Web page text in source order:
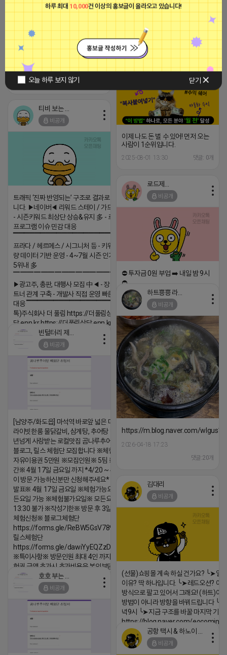
하루 최대 10,000건 이상의 홍보글이 올라오고 있습니다!
오늘 하루 보지 않기 닫기
[아이피몬스터] 전국 최저가 마케팅
용 KT아이피서비스!!
2023-09-06 14:23:39
"
2025-08-05 18:58
눈빛 애교 어피치
이제 나도 돈 벌 수 있어! 먼저 오는
사람이 1순위입니다.
2025-08-01 13:30 댓글: 0개
비공개
트래픽 ‘진짜 반영되는’ 구조로 결과로 보여드립
니다. ▶네이버◀ 리워드 스테이 / 가드 / 자몽 등
- 시즌키워드 최상단 상승&유지 多 - 로직변화,
프로그램 이슈 민감 대응
▔▔▔▔▔▔▔▔▔▔▔▔▔▔▔▔▔▔ ▶쿠팡◀
프라다 / 헤르메스 / 시그니처 등 - 키워드 검색
량 데이터 기반 운영 - 4~7월 시즌 인기 키워드
5위내 多
▔▔▔▔▔▔▔▔▔▔▔▔▔▔▔▔▔▔
▶광고주, 총판, 대행사 모집 中◀ - 장기 협업 파
트너 관계 구축 - 개발사 직접 운영 빠른 피드백
대응 ▔▔▔▔▔▔▔▔▔▔▔▔▔▔▔▔▔▔ (카
톡)주식회사 더 풀림 https://더풀림상
담.enn.kr https://더풀림상담.enn.kr
2026-04-18 17:26
비공개
⛔️ 투자금 0원 부업 ➡️ 내일 밤 9시
⛔️
2026-04-18 17:23
하트뿅뿅 라이언
비공개
https://m.blog.naver.com/
2026-04-18 17:23
댓글:20개
비공개
[남양주/화도읍] 마석역 바로앞 넓은 매장과, 프
라이빗한룸 물닭갈비, 삼계탕, 추어탕 맛집 10
년넘게 사랑받는 로컬맛집 곰나루추어탕에서
블로그, 릴스 체험단 모집합니다 ※체험메뉴※
자유이용권 5만원 ※모집인원※ 5팀 ※모집기
간※ 4월 17일 금요일 까지 *4/20 ~ 4/26 사
이 방문 가능하신분만 신청해주세요* ※체험단
발표※ 4월 17일 금요일 ※체험가능요일※ 모
든요일 가능 ※체험불가요일※ 모든요일 12 ~
13:30 불가 ※작성기한※ 방문 후 3일 이내 ※
체험신청※ 블로그체험단
https://forms.gle/ReBW5GsV789ur2Pz6
릴스체험단
https://forms.gle/dawiYyEQZzDdqf8W8
※특이사항※ 방문인원 최대 4인 까지 가능 체
험권 금액 초과시 초과비용은 본인부담입니다.
2026-04-18 17:18
김대리
비공개
(선물)쇼핑몰 계속 하실 건가요? ╰➤열
이유? 딱 하나입니다. ╰➤레드오션? 아
방식으로 팔고 있어서 그래요! (하트)이
방법이 아니라 방향을 바꿔드립니다
녁9시 ╰➤지금 구조를 바꿀 마지막 기회
https://blog.naver.com/eocomim/
2026-04-18 17:15
비공개
비공개